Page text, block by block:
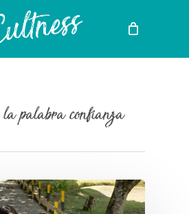
la palabra confianza